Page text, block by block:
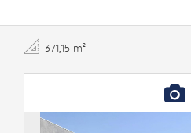
371,15 m²